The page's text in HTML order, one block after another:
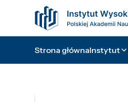
Strona głównaInstytut